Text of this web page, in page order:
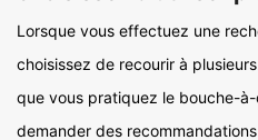
Lorsque vous effectuez une
choisissez de recourir à
que vous pratiquez le bouche-
demander des